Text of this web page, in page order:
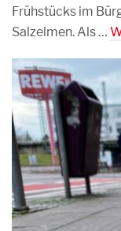
Frühstücks im
Salzelmen. Als …
27. FEBRUAR 2023